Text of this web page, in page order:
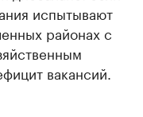
испытывают
районах с
вакансий.